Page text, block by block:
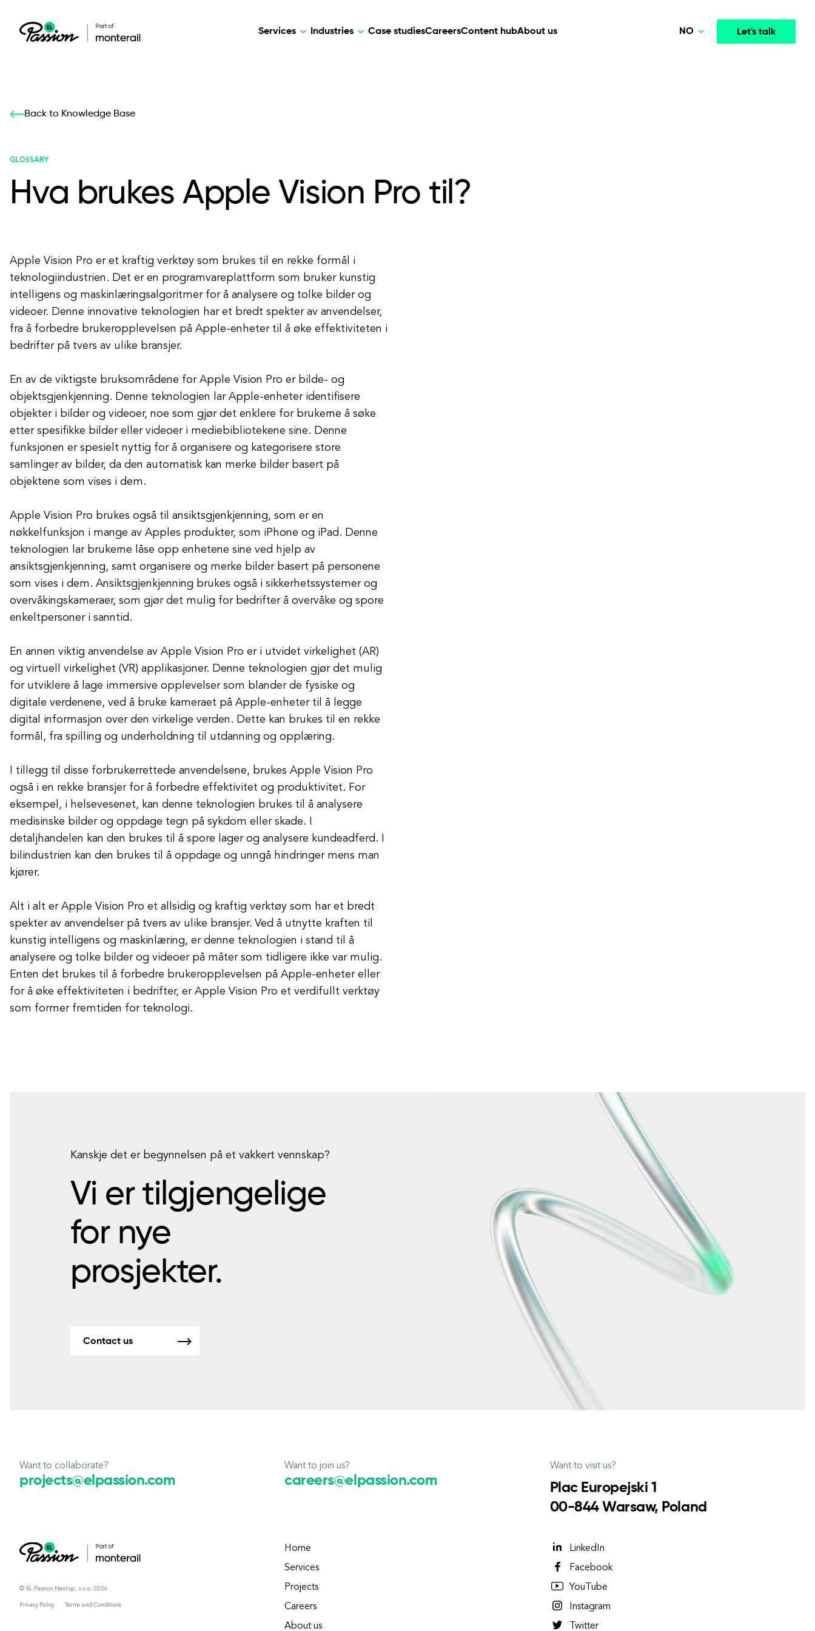
Services
Our services: build,
All services
Industries
Our services: build,
Case studiesCareersContent hubAbout us Let's talk
NO
Back to Knowledge Base
GLOSSARY
Hva brukes Apple Vision Pro til?
Apple Vision Pro er et kraftig verktøy som brukes til en rekke formål i
teknologiindustrien. Det er en programvareplattform som bruker kunstig
intelligens og maskinlæringsalgoritmer for å analysere og tolke bilder og
videoer. Denne innovative teknologien har et bredt spekter av anvendelser,
fra å forbedre brukeropplevelsen på Apple-enheter til å øke effektiviteten i
bedrifter på tvers av ulike bransjer.
En av de viktigste bruksområdene for Apple Vision Pro er bilde- og
objektsgjenkjenning. Denne teknologien lar Apple-enheter identifisere
objekter i bilder og videoer, noe som gjør det enklere for brukerne å søke
etter spesifikke bilder eller videoer i mediebibliotekene sine. Denne
funksjonen er spesielt nyttig for å organisere og kategorisere store
samlinger av bilder, da den automatisk kan merke bilder basert på
objektene som vises i dem.
Apple Vision Pro brukes også til ansiktsgjenkjenning, som er en
nøkkelfunksjon i mange av Apples produkter, som iPhone og iPad. Denne
teknologien lar brukerne låse opp enhetene sine ved hjelp av
ansiktsgjenkjenning, samt organisere og merke bilder basert på personene
som vises i dem. Ansiktsgjenkjenning brukes også i sikkerhetssystemer og
overvåkingskameraer, som gjør det mulig for bedrifter å overvåke og spore
enkeltpersoner i sanntid.
En annen viktig anvendelse av Apple Vision Pro er i utvidet virkelighet (AR)
og virtuell virkelighet (VR) applikasjoner. Denne teknologien gjør det mulig
for utviklere å lage immersive opplevelser som blander de fysiske og
digitale verdenene, ved å bruke kameraet på Apple-enheter til å legge
digital informasjon over den virkelige verden. Dette kan brukes til en rekke
formål, fra spilling og underholdning til utdanning og opplæring.
I tillegg til disse forbrukerrettede anvendelsene, brukes Apple Vision Pro
også i en rekke bransjer for å forbedre effektivitet og produktivitet. For
eksempel, i helsevesenet, kan denne teknologien brukes til å analysere
medisinske bilder og oppdage tegn på sykdom eller skade. I
detaljhandelen kan den brukes til å spore lager og analysere kundeadferd. I
bilindustrien kan den brukes til å oppdage og unngå hindringer mens man
kjører.
Alt i alt er Apple Vision Pro et allsidig og kraftig verktøy som har et bredt
spekter av anvendelser på tvers av ulike bransjer. Ved å utnytte kraften til
kunstig intelligens og maskinlæring, er denne teknologien i stand til å
analysere og tolke bilder og videoer på måter som tidligere ikke var mulig.
Enten det brukes til å forbedre brukeropplevelsen på Apple-enheter eller
for å øke effektiviteten i bedrifter, er Apple Vision Pro et verdifullt verktøy
som former fremtiden for teknologi.
Kanskje det er begynnelsen på et vakkert vennskap?
Vi er tilgjengelige
for nye
prosjekter.
Contact us
Want to collaborate?
projects@elpassion.com
Want to join us?
careers@elpassion.com
Want to visit us?
Plac Europejski 1
00-844 Warsaw, Poland
© EL Passion Next sp. z o.o. 2026
Privacy Policy Terms and Conditions
Home
Services
Projects
Careers
About us
LinkedIn
Facebook
YouTube
Instagram
Twitter